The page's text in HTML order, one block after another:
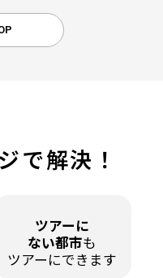
で解決！
ツアーに
ない都市も
ツアーにできます